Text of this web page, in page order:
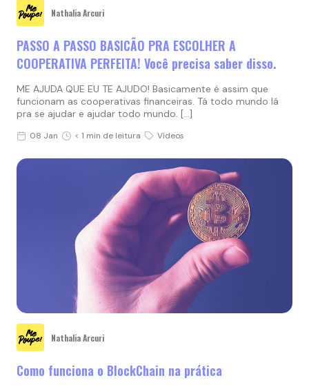
Nathalia Arcuri
PASSO A PASSO BASICÃO PRA ESCOLHER A
COOPERATIVA PERFEITA! Você precisa saber disso.
ME AJUDA QUE EU TE AJUDO! Basicamente é assim que
funcionam as cooperativas financeiras. Tá todo mundo lá
pra se ajudar e ajudar todo mundo. […]
08 Jan < 1 min de leitura Vídeos
Nathalia Arcuri
Como funciona o BlockChain na prática